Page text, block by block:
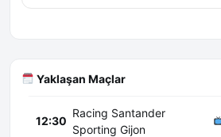
Yaklaşan Maçlar
12:30
Racing Santander
Sporting Gijon